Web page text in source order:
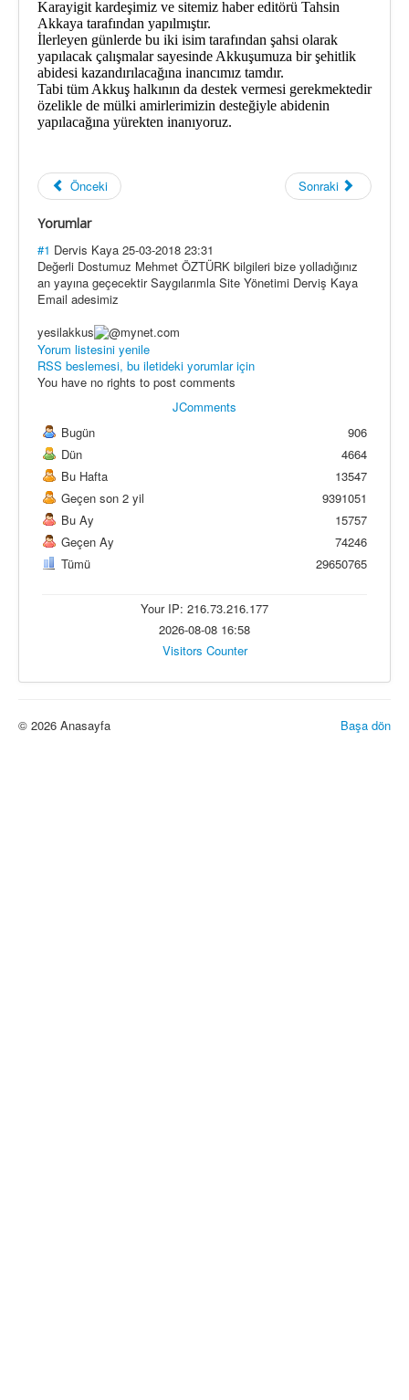
Karayigit kardeşimiz ve sitemiz haber editörü Tahsin
Akkaya tarafından yapılmıştır.
İlerleyen günlerde bu iki isim tarafından şahsi olarak
yapılacak çalışmalar sayesinde Akkuşumuza bir şehitlik
abidesi kazandırılacağına inancımız tamdır.
Tabi tüm Akkuş halkının da destek vermesi gerekmektedir
özelikle de mülki amirlerimizin desteğiyle abidenin
yapılacağına yürekten inanıyoruz.
Önceki Sonraki
Yorumlar
#1 Dervis Kaya 25-03-2018 23:31
Değerli Dostumuz Mehmet ÖZTÜRK bilgileri bize yolladığınız
an yayına geçecektir Saygılarımla Site Yönetimi Derviş Kaya
Email adesimiz
yesilakkus
mynet.com
Yorum listesini yenile
RSS beslemesi, bu iletideki yorumlar için
You have no rights to post comments
JComments
Bugün
Dün
Bu Hafta
Geçen son 2 yil
Bu Ay
Geçen Ay
Tümü
906
4664
13547
9391051
15757
74246
29650765
Your IP: 216.73.216.177
2026-08-08 16:58
Visitors Counter
Başa dön
© 2026 Anasayfa